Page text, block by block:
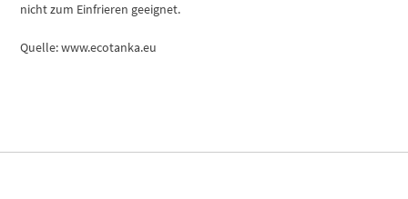
nicht zum Einfrieren geeignet.
Quelle: www.ecotanka.eu